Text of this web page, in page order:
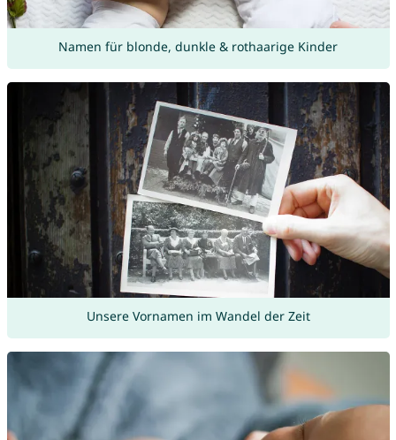
Namen für blonde, dunkle & rothaarige Kinder
Unsere Vornamen im Wandel der Zeit